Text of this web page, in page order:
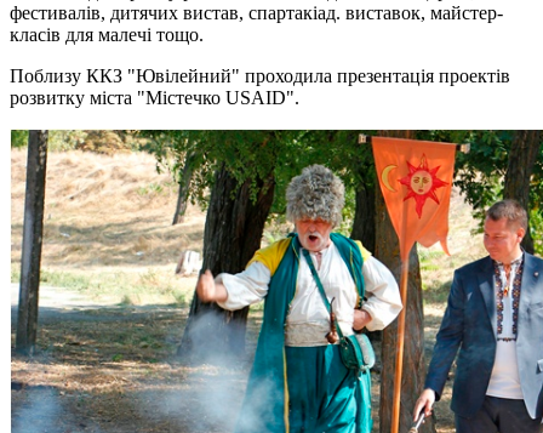
фестивалів, дитячих вистав, спартакіад. виставок, майстер-
класів для малечі тощо.
Поблизу ККЗ "Ювілейний" проходила презентація проектів
розвитку міста "Містечко USAID".